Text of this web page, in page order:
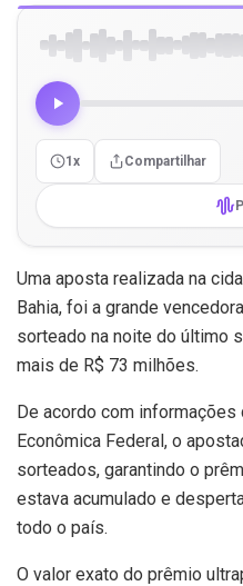
1x Compartilhar
Uma aposta realizada na
Bahia, foi a grande
sorteado na noite do último
mais de R$ 73 milhões.
De acordo com informações
Econômica Federal, o
sorteados, garantindo o
estava acumulado e
todo o país.
O valor exato do prêmio